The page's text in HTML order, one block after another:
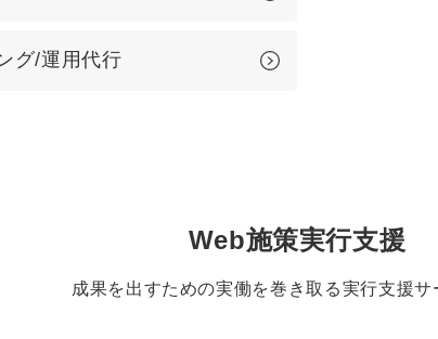
グ/運用代行
Web施策実行支援
成果を出すための実働を巻き取る実行支援サ